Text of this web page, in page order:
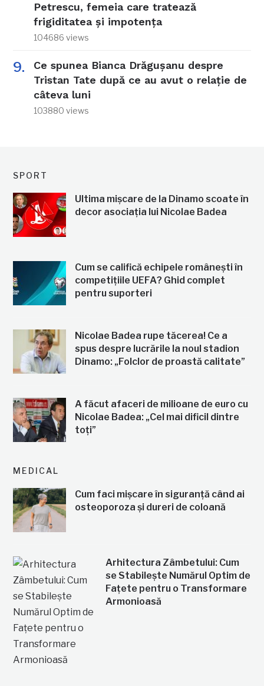
Petrescu, femeia care tratează
frigiditatea și impotența
104686 views
Ce spunea Bianca Drăgușanu despre
Tristan Tate după ce au avut o relație de
câteva luni
103880 views
SPORT
Ultima mișcare de la Dinamo scoate în
decor asociația lui Nicolae Badea
Cum se califică echipele românești în
competițiile UEFA? Ghid complet
pentru suporteri
Nicolae Badea rupe tăcerea! Ce a
spus despre lucrările la noul stadion
Dinamo: „Folclor de proastă calitate”
A făcut afaceri de milioane de euro cu
Nicolae Badea: „Cel mai dificil dintre
toți”
MEDICAL
Cum faci mișcare în siguranță când ai
osteoporoza și dureri de coloană
Arhitectura Zâmbetului: Cum
se Stabilește Numărul Optim de
Fațete pentru o Transformare
Armonioasă